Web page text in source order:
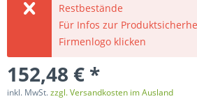
Restbestände
Für Infos zur
Firmenlogo klicken
152,48 € *
inkl. MwSt.zzgl. Versandkosten im Ausland